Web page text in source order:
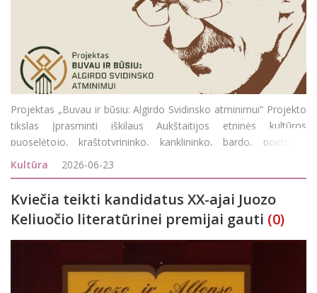
Projektas „Buvau ir būsiu: Algirdo Svidinsko atminimui“ Projekto
tikslas Įprasminti iškilaus Aukštaitijos etninės kultūros
puoselėtojo, kraštotyrininko, kanklininko, bardo, poeto ir
visuomenininko Algirdo Svidinsko atminimą. Pristatyti jo gausų
kūrybinį palikimą ir
Kultūra 2026-06-23
Kviečia teikti kandidatus XX-ajai Juozo
Keliuočio literatūrinei premijai gauti (0)